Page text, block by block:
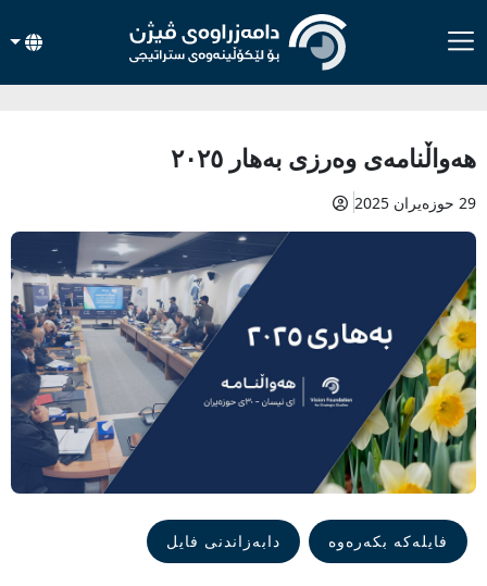
هەواڵنامەی وەرزی بەهار ٢٠٢٥
29 حوزەیران 2025
فایلەکە بکەرەوە دابەزاندنی فایل